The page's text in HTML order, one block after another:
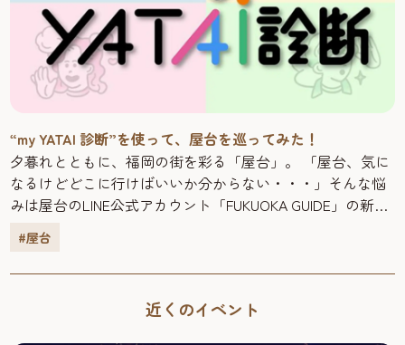
“my YATAI 診断”を使って、屋台を巡ってみた！
夕暮れとともに、福岡の街を彩る「屋台」。 「屋台、気に
なるけどどこに行けばいいか分からない・・・」そんな悩
みは屋台のLINE公式アカウント「FUKUOKA GUIDE」の新機
能”my YATAI診断”におまかせ！ 性格診断のような感覚で質
問に答えるだけで、好みやシーンに合わせて、”あなたに合
う屋台”をご提案！ 診断は簡単！12問の質問に答えるだけ。
中からAIが診断したタイプが表示され、”あなたにおすすめ
#屋台
近くのイベント